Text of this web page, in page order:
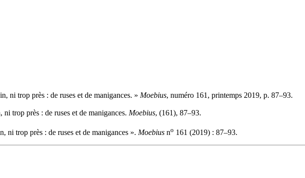
ni trop près : de ruses et de manigances. » Moebius, numéro 161, printemps 2019, p. 87–93.
trop près : de ruses et de manigances. Moebius, (161), 87–93.
ni trop près : de ruses et de manigances ». Moebius no 161 (2019) : 87–93.